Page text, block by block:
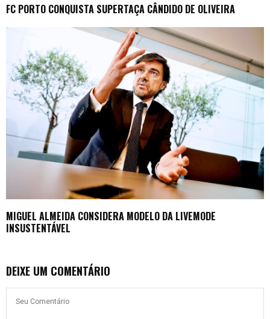
FC PORTO CONQUISTA SUPERTAÇA CÂNDIDO DE OLIVEIRA
MIGUEL ALMEIDA CONSIDERA MODELO DA LIVEMODE
INSUSTENTÁVEL
DEIXE UM COMENTÁRIO